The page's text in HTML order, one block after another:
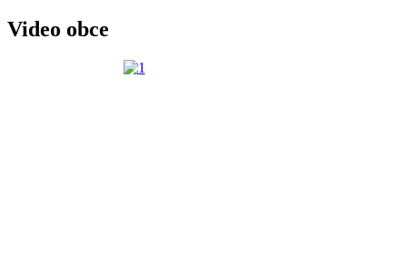
Video obce